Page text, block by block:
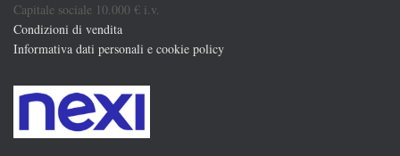
Capitale sociale 10.000 € i.v.
Condizioni di vendita
Informativa dati personali e cookie policy